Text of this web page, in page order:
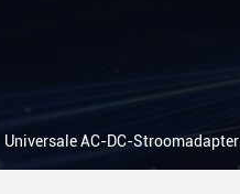
Universale AC-DC-Stroomadapter